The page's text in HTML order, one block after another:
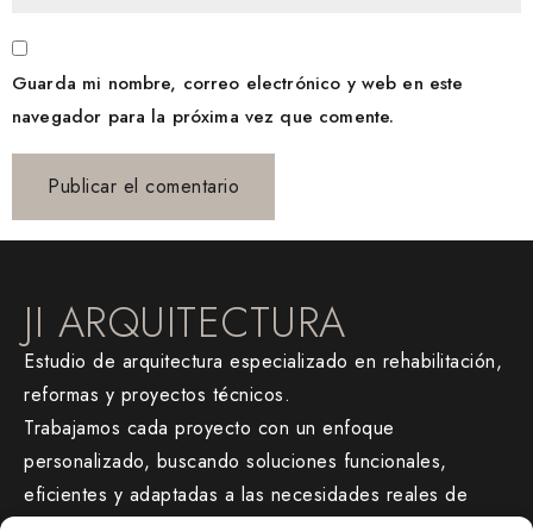
Guarda mi nombre, correo electrónico y web en este
navegador para la próxima vez que comente.
JI ARQUITECTURA
Estudio de arquitectura especializado en rehabilitación,
reformas y proyectos técnicos.
Trabajamos cada proyecto con un enfoque
personalizado, buscando soluciones funcionales,
eficientes y adaptadas a las necesidades reales de